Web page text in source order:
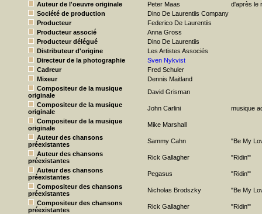
Auteur de l'oeuvre originale
Peter Maas
d'après le
Société de production
Dino De Laurentiis Company
Producteur
Federico De Laurentiis
Producteur associé
Anna Gross
Producteur délégué
Dino De Laurentiis
Distributeur d'origine
Les Artistes Associés
Directeur de la photographie
Sven Nykvist
Cadreur
Fred Schuler
Mixeur
Dennis Maitland
Compositeur de la musique
originale
David Grisman
Compositeur de la musique
originale
John Carlini
musique
Compositeur de la musique
originale
Mike Marshall
Auteur des chansons
préexistantes
Sammy Cahn
"Be My
Auteur des chansons
préexistantes
Rick Gallagher
"Ridin'"
Auteur des chansons
préexistantes
Pegasus
"Ridin'"
Compositeur des chansons
préexistantes
Nicholas Brodszky
"Be My
Compositeur des chansons
préexistantes
Rick Gallagher
"Ridin'"